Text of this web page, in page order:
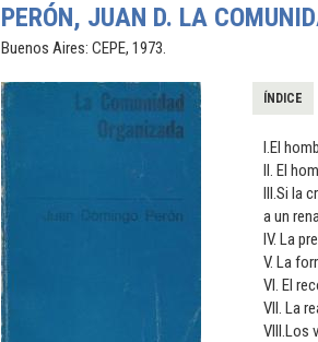
PERÓN, JUAN D. LA
Buenos Aires: CEPE, 1973.
ÍNDICE
I.El
II. El
III.Si la
a un
IV. La
V. La
VI. El
VII. La
VIII.Los